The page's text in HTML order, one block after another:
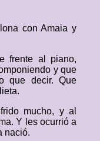
con Amaia y
frente al piano,
y que
que decir. Que
mucho, y al
Y les ocurrió a
nació.